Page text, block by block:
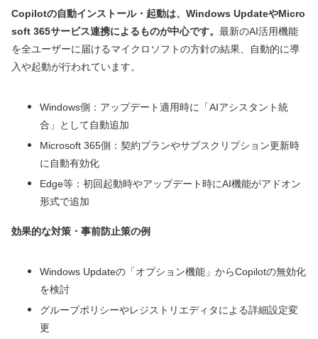
Copilotの自動インストール・起動は、Windows UpdateやMicro
soft 365サービス連携によるものが中心です。 最新のAI活用機能
を全ユーザーに届けるマイクロソフトの方針の結果、自動的に導
入や起動が行われています。
Windows側：アップデート適用時に「AIアシスタント統
合」として自動追加
Microsoft 365側：契約プランやサブスクリプション更新時
に自動有効化
Edge等：初回起動時やアップデート時にAI機能がアドオン
形式で追加
効果的な対策・事前防止策の例
Windows Updateの「オプション機能」からCopilotの無効化
を検討
グループポリシーやレジストリエディタによる詳細設定変
更